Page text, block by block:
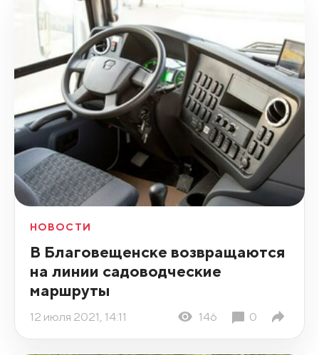
НОВОСТИ
В Благовещенске возвращаются
на линии садоводческие
маршруты
12 июля 2021, 14:11 146 0